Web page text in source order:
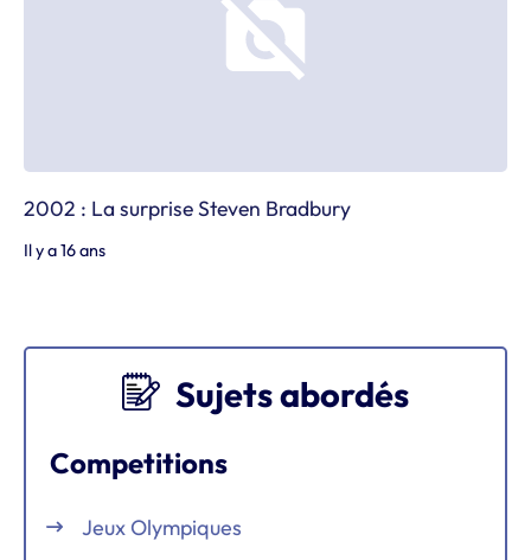
2002 : La surprise Steven Bradbury
Il y a 16 ans
Sujets abordés
Competitions
Jeux Olympiques